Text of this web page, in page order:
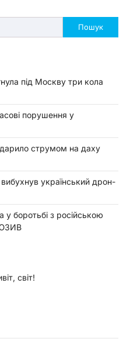
Пошук
під Москву три кола
порушення у
струмом на даху
український дрон-
у боротьбі з російською
світ!